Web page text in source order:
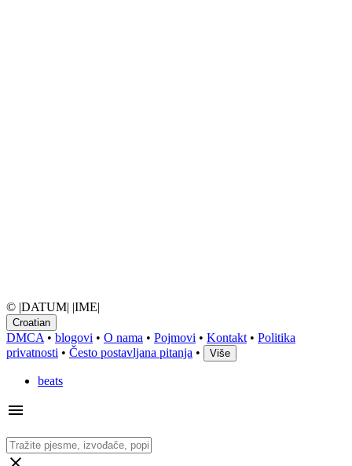
© |DATUM| |IME|
Croatian
DMCA • blogovi • O nama • Pojmovi • Kontakt • Politika
privatnosti • Često postavljana pitanja • Više
beats